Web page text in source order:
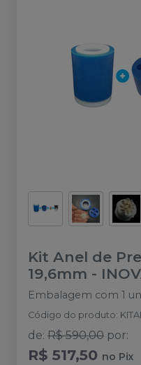
Kit Anel de
19,6mm -
Embalagem com 1
Código do produto:
de: R$ 590,00 por:
R$ 517,50 no Pix